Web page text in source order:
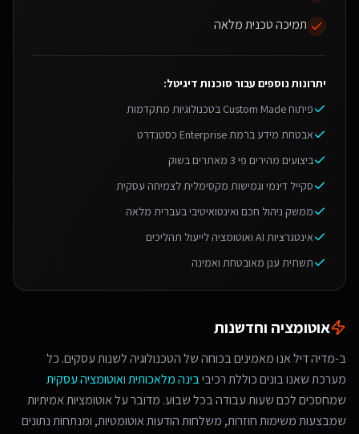
תמיכה טכנית מלאה
יתרונות נוספים עבור סוכנות דיגיטל:
פיתוח Custom Made בטכנולוגיות מתקדמות
אבטחת מידע ברמת Enterprise כסטנדרט
ביצועים מהירים פי 3 מאתרים בשוק
סקייל דינמי וגמישות מקסימלית לצמיחה עסקית
ממשק ניהול חכם ואינטואיטיבי בעברית מלאה
אינטגרציות AI ואוטומציה לייעול תהליכים
תשתית ענן מאובטחת ואמינה
אוטומציה וחדשנות
ב-מדיה דיל אנו מאמינים בכוחה של הטכנולוגיה לשנות עסקים. כל
מערכת שאנו בונים כוללת רכיביבינה מלאכותיתואוטומציה עסקית
שמחסכים לכם שעות עבודה בכל שבוע. מדובר על אוטומציות אמיתיות
שמבצעות משימות חוזרות, משלחות הודעות אוטומטיות, ומנתחות נתונים